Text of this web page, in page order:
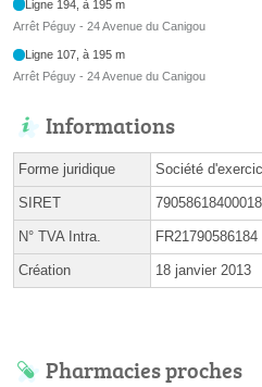
Ligne 194, à 195 m
Arrêt Péguy - 24 Avenue du Canigou
Ligne 107, à 195 m
Arrêt Péguy - 24 Avenue du Canigou
Informations
Forme juridique Société
SIRET 79058618400018
N° TVA Intra. FR21790586184
Création 18 janvier 2013
Pharmacies proches